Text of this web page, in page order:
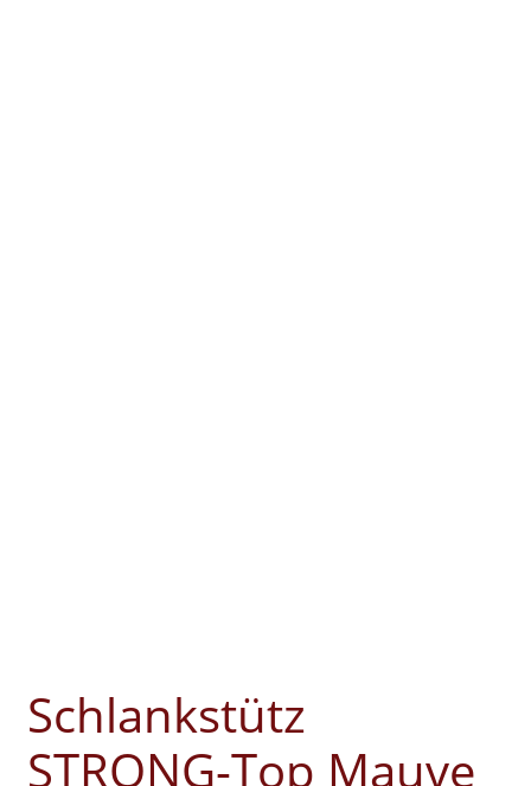
Schlankstütz
STRONG-Top Mauve